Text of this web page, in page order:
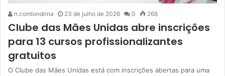
n.comlondrina 23 de julho de 2026 0 268
Clube das Mães Unidas abre inscrições
para 13 cursos profissionalizantes
gratuitos
O Clube das Mães Unidas está com inscrições abertas para uma